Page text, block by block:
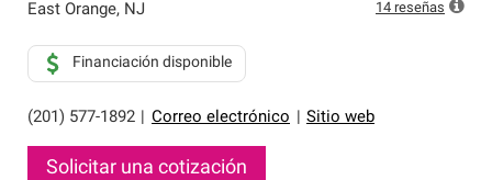
East Orange, NJ
(201) 577-1892 Correo electrónico Sitio web
Financiación disponible
Solicitar una cotización
14 reseñas